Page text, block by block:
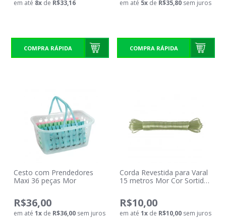
em até 8x de R$33,16
COMPRA RÁPIDA
em até 5x de R$35,80 sem juros
COMPRA RÁPIDA
Cesto com Prendedores
Maxi 36 peças Mor
R$36,00
em até1x de R$36,00 sem juros
Corda Revestida para Varal
15 metros Mor Cor Sortida
R$10,00
em até1x de R$10,00 sem juros